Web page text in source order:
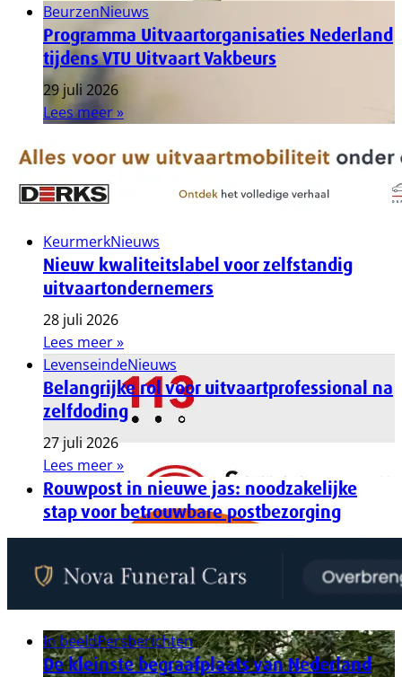
BeurzenNieuws
Programma Uitvaartorganisaties Nederland
tijdens VTU Uitvaart Vakbeurs
29 juli 2026
Lees meer »
KeurmerkNieuws
Nieuw kwaliteitslabel voor zelfstandig
uitvaartondernemers
28 juli 2026
Lees meer »
LevenseindeNieuws
Belangrijke rol voor uitvaartprofessional na
zelfdoding
27 juli 2026
Lees meer »
Rouwpost in nieuwe jas: noodzakelijke
stap voor betrouwbare postbezorging
In beeldPersberichten
De kleinste begraafplaats van Nederland